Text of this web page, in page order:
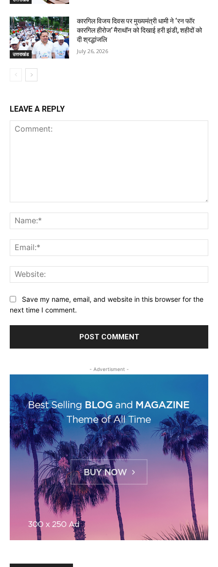
उत्तराखंड
कारगिल विजय दिवस पर मुख्यमंत्री धामी ने ‘रन फॉर
कारगिल हीरोज’ मैराथॉन को दिखाई हरी झंडी, शहीदों को
दी श्रद्धांजलि
July 26, 2026
LEAVE A REPLY
Save my name, email, and website in this browser for the
next time I comment.
- Advertisment -